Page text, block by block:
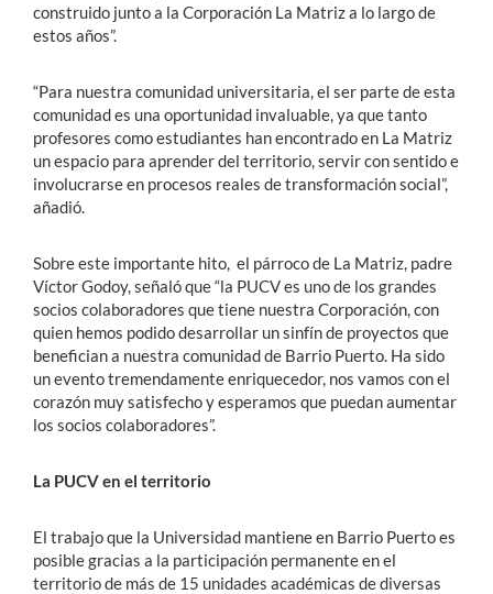
construido junto a la Corporación La Matriz a lo largo de
estos años”.
“Para nuestra comunidad universitaria, el ser parte de esta
comunidad es una oportunidad invaluable, ya que tanto
profesores como estudiantes han encontrado en La Matriz
un espacio para aprender del territorio, servir con sentido e
involucrarse en procesos reales de transformación social”,
añadió.
Sobre este importante hito, el párroco de La Matriz, padre
Víctor Godoy, señaló que “la PUCV es uno de los grandes
socios colaboradores que tiene nuestra Corporación, con
quien hemos podido desarrollar un sinfín de proyectos que
benefician a nuestra comunidad de Barrio Puerto. Ha sido
un evento tremendamente enriquecedor, nos vamos con el
corazón muy satisfecho y esperamos que puedan aumentar
los socios colaboradores”.
La PUCV en el territorio
El trabajo que la Universidad mantiene en Barrio Puerto es
posible gracias a la participación permanente en el
territorio de más de 15 unidades académicas de diversas